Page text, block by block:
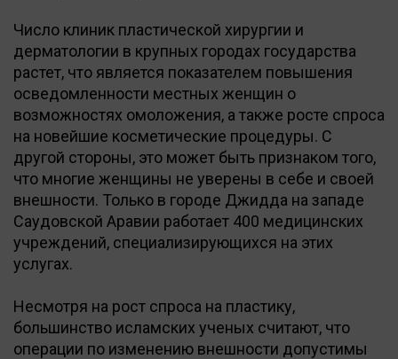
Число клиник пластической хирургии и
дерматологии в крупных городах государства
растет, что является показателем повышения
осведомленности местных женщин о
возможностях омоложения, а также росте спроса
на новейшие косметические процедуры. С
другой стороны, это может быть признаком того,
что многие женщины не уверены в себе и своей
внешности. Только в городе Джидда на западе
Саудовской Аравии работает 400 медицинских
учреждений, специализирующихся на этих
услугах.
Несмотря на рост спроса на пластику,
большинство исламских ученых считают, что
операции по изменению внешности допустимы